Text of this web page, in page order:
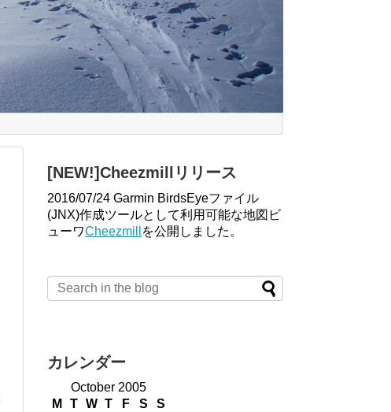
[NEW!]Cheezmillリリース
2016/07/24 Garmin BirdsEyeファイル
(JNX)作成ツールとして利用可能な地図ビ
ューワCheezmill を公開しました。
カレンダー
October 2005
M
T W T F S
S